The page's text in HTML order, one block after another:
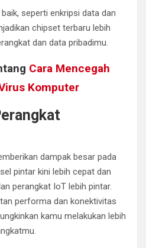
seperti enkripsi data dan
chipset terbaru lebih
dan data pribadimu.
Cara Mencegah
Komputer
dampak besar pada
pintar kini lebih cepat dan
perangkat IoT lebih pintar.
performa dan konektivitas
kamu melakukan lebih